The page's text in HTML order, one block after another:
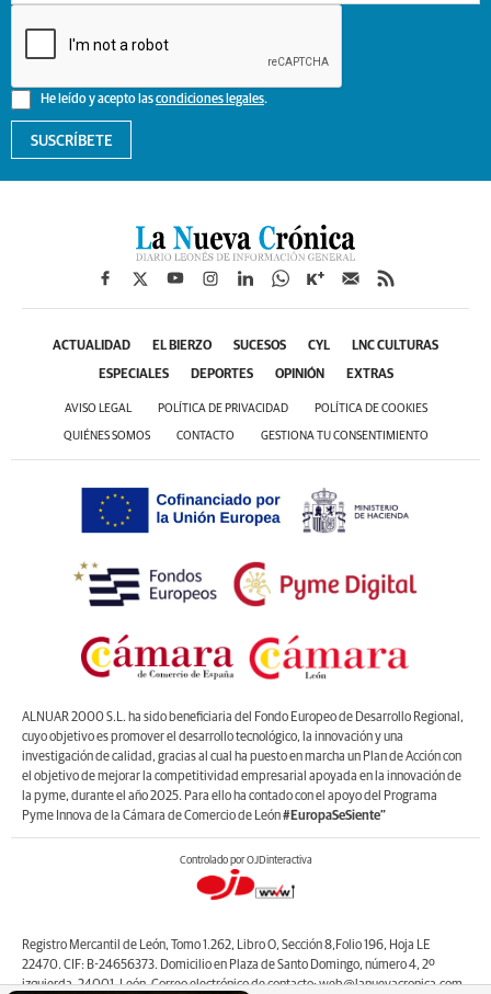
He leído y acepto lascondiciones legales.
SUSCRÍBETE
ACTUALIDAD EL BIERZO SUCESOS CYL LNC CULTURAS
ESPECIALES DEPORTES OPINIÓN EXTRAS
AVISO LEGAL POLÍTICA DE PRIVACIDAD POLÍTICA DE COOKIES
QUIÉNES SOMOS CONTACTO GESTIONA TU CONSENTIMIENTO
ALNUAR 2000 S.L. ha sido beneficiaria del Fondo Europeo de Desarrollo Regional,
cuyo objetivo es promover el desarrollo tecnológico, la innovación y una
investigación de calidad, gracias al cual ha puesto en marcha un Plan de Acción con
el objetivo de mejorar la competitividad empresarial apoyada en la innovación de
la pyme, durante el año 2025. Para ello ha contado con el apoyo del Programa
Pyme Innova de la Cámara de Comercio de León#EuropaSeSiente”
Controlado por OJDinteractiva
Registro Mercantil de León, Tomo 1.262, Libro O, Sección 8,Folio 196, Hoja LE
22470. CIF: B-24656373. Domicilio en Plaza de Santo Domingo, número 4, 2º
izquierda, 24001, León. Correo electrónico de contacto: web@lanuevacronica.com.